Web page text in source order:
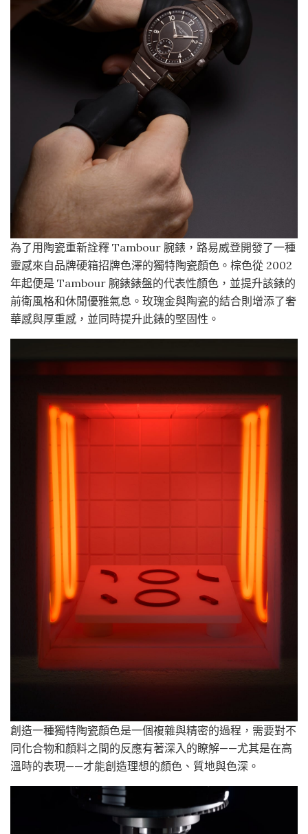
為了用陶瓷重新詮釋 Tambour 腕錶，路易威登開發了一種
靈感來自品牌硬箱招牌色澤的獨特陶瓷顏色。棕色從 2002
年起便是 Tambour 腕錶錶盤的代表性顏色，並提升該錶的
前衛風格和休閒優雅氣息。玫瑰金與陶瓷的結合則增添了奢
華感與厚重感，並同時提升此錶的堅固性。
創造一種獨特陶瓷顏色是一個複雜與精密的過程，需要對不
同化合物和顏料之間的反應有著深入的瞭解——尤其是在高
溫時的表現——才能創造理想的顏色、質地與色深。